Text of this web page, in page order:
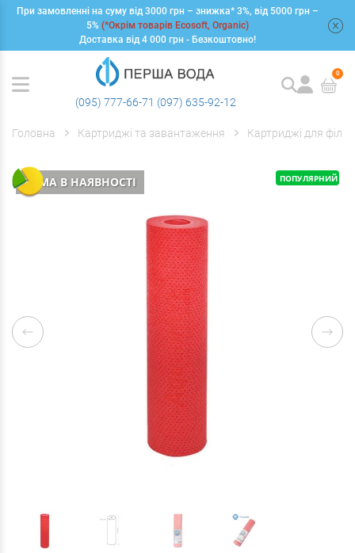
При замовленні на суму від 3000 грн – знижка* 3%, від 5000 грн –
5% (*Окрім товарів Ecosoft, Organic)
Доставка від 4 000 грн - Безкоштовно!
(095) 777-66-71 (097) 635-92-12
0
Головна Картриджі та завантаження Картриджі для
НЕМА В НАЯВНОСТІ ПОПУЛЯРНИЙ